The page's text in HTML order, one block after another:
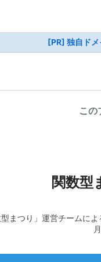
[PR] 独自ド
この
関数型
まつり」運営チームに